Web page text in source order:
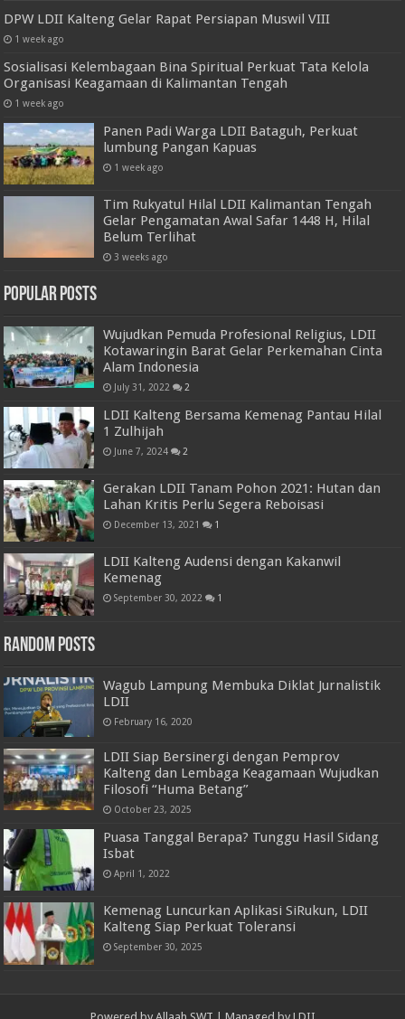
DPW LDII Kalteng Gelar Rapat Persiapan Muswil VIII
1 week ago
Sosialisasi Kelembagaan Bina Spiritual Perkuat Tata Kelola
Organisasi Keagamaan di Kalimantan Tengah
1 week ago
Panen Padi Warga LDII Bataguh, Perkuat
lumbung Pangan Kapuas
1 week ago
Tim Rukyatul Hilal LDII Kalimantan Tengah
Gelar Pengamatan Awal Safar 1448 H, Hilal
Belum Terlihat
3 weeks ago
Popular Posts
Wujudkan Pemuda Profesional Religius, LDII
Kotawaringin Barat Gelar Perkemahan Cinta
Alam Indonesia
July 31, 2022 2
LDII Kalteng Bersama Kemenag Pantau Hilal
1 Zulhijah
June 7, 2024 2
Gerakan LDII Tanam Pohon 2021: Hutan dan
Lahan Kritis Perlu Segera Reboisasi
December 13, 2021 1
LDII Kalteng Audensi dengan Kakanwil
Kemenag
September 30, 2022 1
Random Posts
Wagub Lampung Membuka Diklat Jurnalistik
LDII
February 16, 2020
LDII Siap Bersinergi dengan Pemprov
Kalteng dan Lembaga Keagamaan Wujudkan
Filosofi “Huma Betang”
October 23, 2025
Puasa Tanggal Berapa? Tunggu Hasil Sidang
Isbat
April 1, 2022
Kemenag Luncurkan Aplikasi SiRukun, LDII
Kalteng Siap Perkuat Toleransi
September 30, 2025